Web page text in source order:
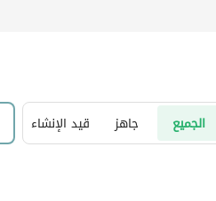
الجميع جاهز قيد الإنشاء